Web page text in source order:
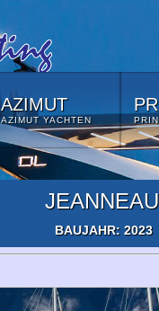
AZIMUT
AZIMUT YACHTEN
BAUJAHR: 2023